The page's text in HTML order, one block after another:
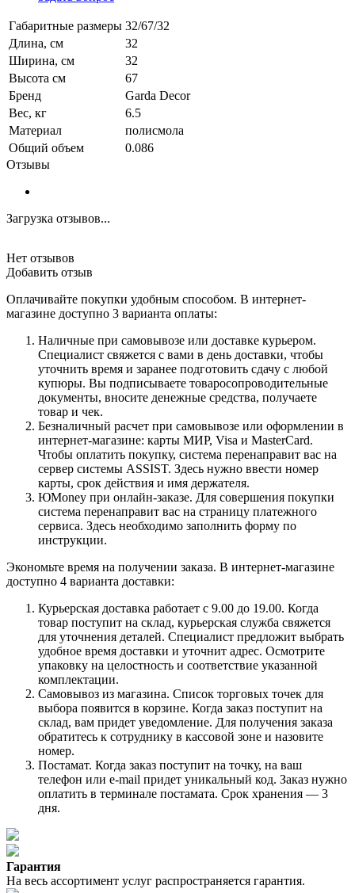
Габаритные размеры 32/67/32
Длина, см
32
Ширина, см
32
Высота см
67
Бренд
Garda Decor
Вес, кг
6.5
Материал
полисмола
Общий объем
0.086
Отзывы
Загрузка отзывов...
Нет отзывов
Добавить отзыв
Оплачивайте покупки удобным способом. В интернет-
магазине доступно 3 варианта оплаты:
Наличные при самовывозе или доставке курьером.
Специалист свяжется с вами в день доставки, чтобы
уточнить время и заранее подготовить сдачу с любой
купюры. Вы подписываете товаросопроводительные
документы, вносите денежные средства, получаете
товар и чек.
Безналичный расчет при самовывозе или оформлении в
интернет-магазине: карты МИР, Visa и MasterCard.
Чтобы оплатить покупку, система перенаправит вас на
сервер системы ASSIST. Здесь нужно ввести номер
карты, срок действия и имя держателя.
ЮMoney при онлайн-заказе. Для совершения покупки
система перенаправит вас на страницу платежного
сервиса. Здесь необходимо заполнить форму по
инструкции.
Экономьте время на получении заказа. В интернет-магазине
доступно 4 варианта доставки:
Курьерская доставка работает с 9.00 до 19.00. Когда
товар поступит на склад, курьерская служба свяжется
для уточнения деталей. Специалист предложит выбрать
удобное время доставки и уточнит адрес. Осмотрите
упаковку на целостность и соответствие указанной
комплектации.
Самовывоз из магазина. Список торговых точек для
выбора появится в корзине. Когда заказ поступит на
склад, вам придет уведомление. Для получения заказа
обратитесь к сотруднику в кассовой зоне и назовите
номер.
Постамат. Когда заказ поступит на точку, на ваш
телефон или e-mail придет уникальный код. Заказ нужно
оплатить в терминале постамата. Срок хранения — 3
дня.
Гарантия
На весь ассортимент услуг распространяется гарантия.